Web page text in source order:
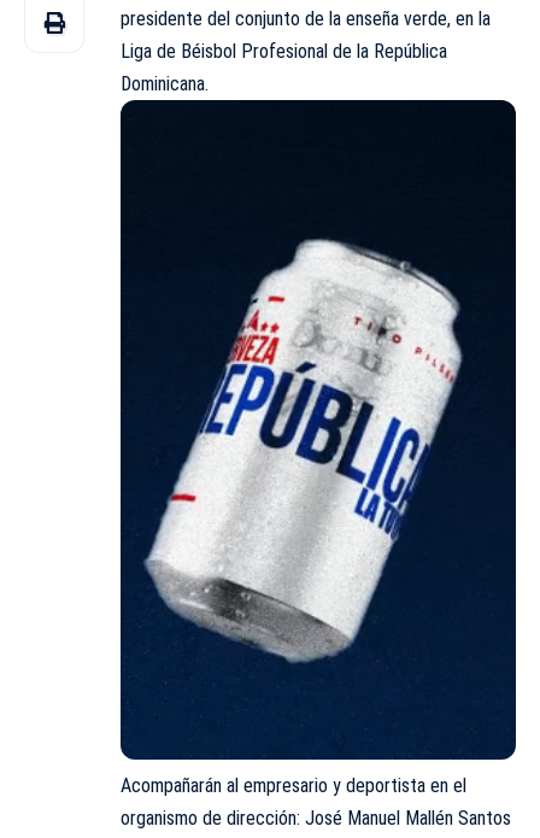
presidente del conjunto de la enseña verde, en la
Liga de Béisbol Profesional de la República
Dominicana.
Acompañarán al empresario y deportista en el
organismo de dirección: José Manuel Mallén Santos